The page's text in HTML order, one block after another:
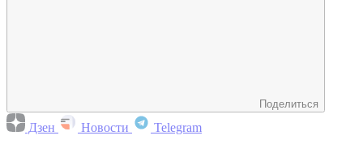
Поделиться
Дзен Новости Telegram